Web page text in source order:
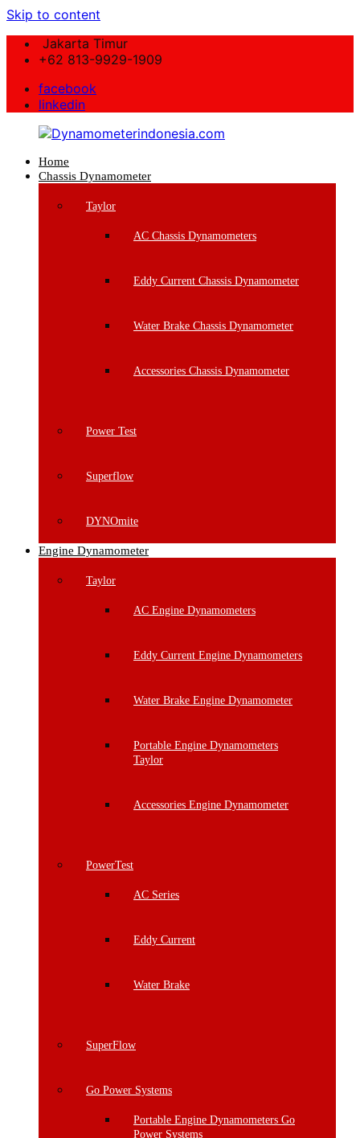
Skip to content
Jakarta Timur
+62 813-9929-1909
facebook
linkedin
Dynamometerindonesia.com
Home
Chassis Dynamometer
Taylor
AC Chassis Dynamometers
Eddy Current Chassis Dynamometer
Water Brake Chassis Dynamometer
Accessories Chassis Dynamometer
Power Test
Superflow
DYNOmite
Engine Dynamometer
Taylor
AC Engine Dynamometers
Eddy Current Engine Dynamometers
Water Brake Engine Dynamometer
Portable Engine Dynamometers
Taylor
Accessories Engine Dynamometer
PowerTest
AC Series
Eddy Current
Water Brake
SuperFlow
Go Power Systems
Portable Engine Dynamometers Go
Power Systems